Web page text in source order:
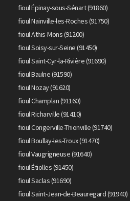
fioul Épinay-sous-Sénart (91860)
fioul Nainville-les-Roches (91750)
fioul Athis-Mons (91200)
fioul Soisy-sur-Seine (91450)
fioul Saint-Cyr-la-Rivière (91690)
fioul Baulne (91590)
fioul Nozay (91620)
fioul Champlan (91160)
fioul Richarville (91410)
fioul Congerville-Thionville (91740)
fioul Boullay-les-Troux (91470)
fioul Vaugrigneuse (91640)
fioul Étiolles (91450)
fioul Saclas (91690)
fioul Saint-Jean-de-Beauregard (91940)